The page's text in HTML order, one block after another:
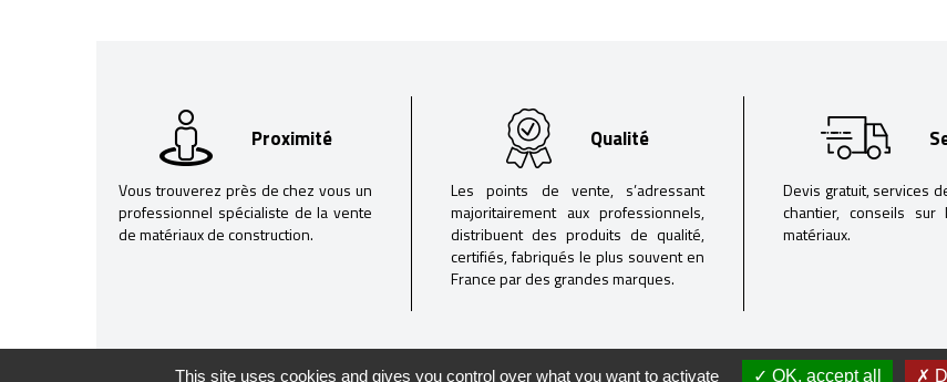
Proximité
Vous trouverez près de chez vous un
professionnel spécialiste de la vente
de matériaux de construction.
Qualité
Les points de vente, s’adressant
majoritairement aux professionnels,
distribuent des produits de qualité,
certifiés, fabriqués le plus souvent en
France par des grandes marques.
Devis gratuit, services
chantier, conseils
matériaux.
This site uses cookies and gives you control over what you want to activate OK, accept all